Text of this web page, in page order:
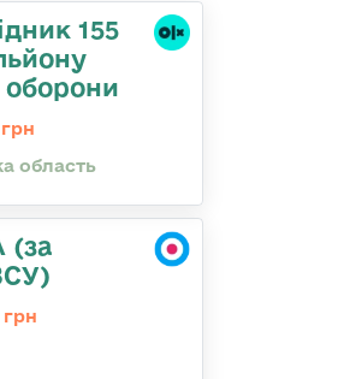
155
оборони
область
(за
грн